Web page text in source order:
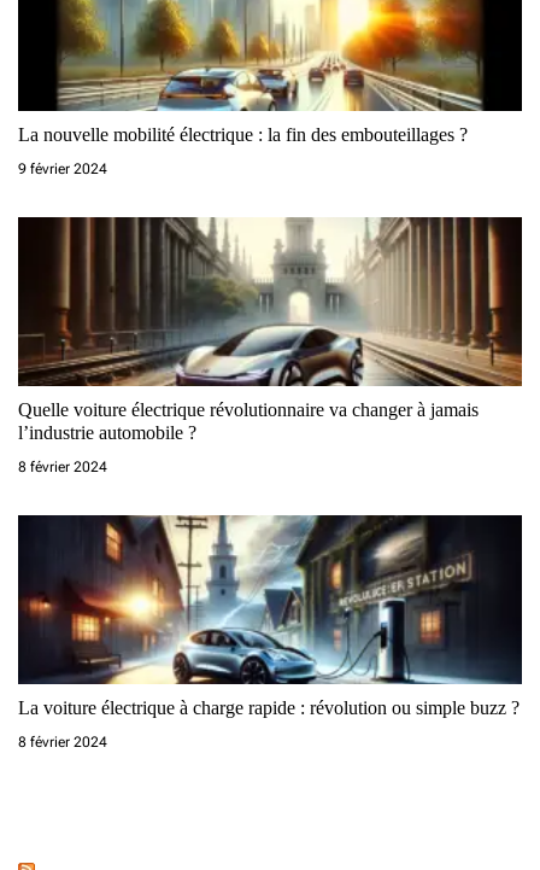
La nouvelle mobilité électrique : la fin des embouteillages ?
9 février 2024
Quelle voiture électrique révolutionnaire va changer à jamais
l’industrie automobile ?
8 février 2024
La voiture électrique à charge rapide : révolution ou simple buzz ?
8 février 2024